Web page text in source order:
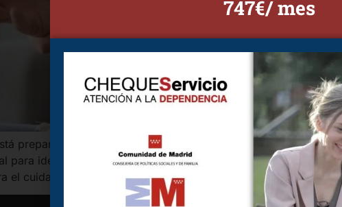
preparada para acompañar a un paciente con Parkinson.
para identificar cómo evoluciona la enfermedad. Hoy
el cuidado de pacientes con esta patología.
747€/ mes